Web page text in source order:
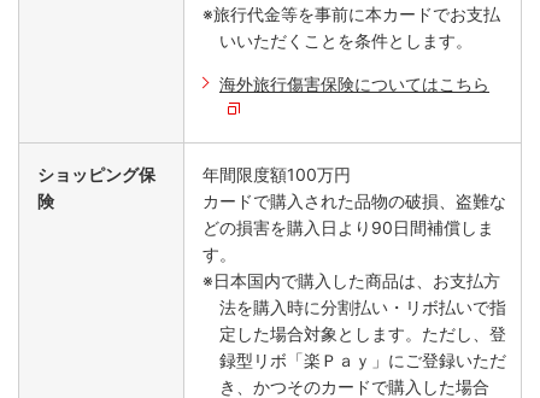
※旅行代金等を事前に本カードでお支払
いいただくことを条件とします。
海外旅行傷害保険についてはこちら
ショッピング保
険
年間限度額100万円
カードで購入された品物の破損、盗難な
どの損害を購入日より90日間補償しま
す。
※日本国内で購入した商品は、お支払方
法を購入時に分割払い・リボ払いで指
定した場合対象とします。ただし、登
録型リボ「楽Ｐａｙ」にご登録いただ
き、かつそのカードで購入した場合